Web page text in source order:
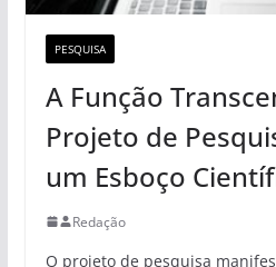
PESQUISA
A Função
Projeto de
um Esboço
Redação
O projeto de pesquisa